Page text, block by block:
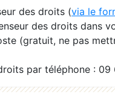
des droits (via le
des droits dans
(gratuit, ne pas
par téléphone :